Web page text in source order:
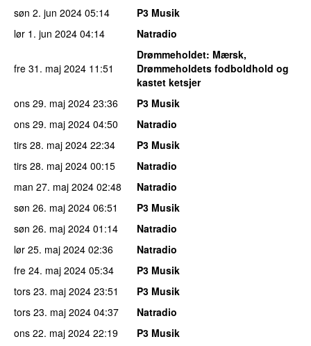
søn 2. jun 2024 05:14
P3 Musik
lør 1. jun 2024 04:14 Natradio
fre 31. maj 2024 11:51
Drømmeholdet: Mærsk,
Drømmeholdets fodboldhold og
kastet ketsjer
ons 29. maj 2024 23:36
P3 Musik
ons 29. maj 2024 04:50
Natradio
tirs 28. maj 2024 22:34
P3 Musik
tirs 28. maj 2024 00:15
Natradio
man 27. maj 2024 02:48
Natradio
søn 26. maj 2024 06:51
P3 Musik
søn 26. maj 2024 01:14
Natradio
lør 25. maj 2024 02:36
Natradio
fre 24. maj 2024 05:34
P3 Musik
tors 23. maj 2024 23:51
P3 Musik
tors 23. maj 2024 04:37
Natradio
ons 22. maj 2024 22:19
P3 Musik